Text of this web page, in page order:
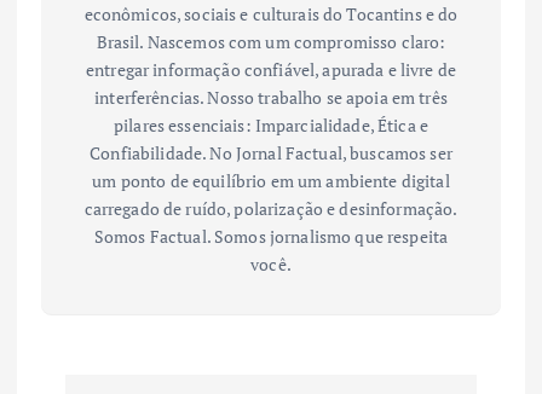
econômicos, sociais e culturais do Tocantins e do
Brasil. Nascemos com um compromisso claro:
entregar informação confiável, apurada e livre de
interferências. Nosso trabalho se apoia em três
pilares essenciais: Imparcialidade, Ética e
Confiabilidade. No Jornal Factual, buscamos ser
um ponto de equilíbrio em um ambiente digital
carregado de ruído, polarização e desinformação.
Somos Factual. Somos jornalismo que respeita
você.